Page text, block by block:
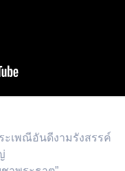
ะเพณีอันดีงามรังสรรค์